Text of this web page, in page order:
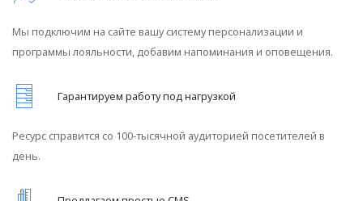
Мы подключим на сайте вашу систему персонализации и
программы лояльности, добавим напоминания и оповещения.
Гарантируем работу под нагрузкой
Ресурс справится со 100-тысячной аудиторией посетителей в
день.